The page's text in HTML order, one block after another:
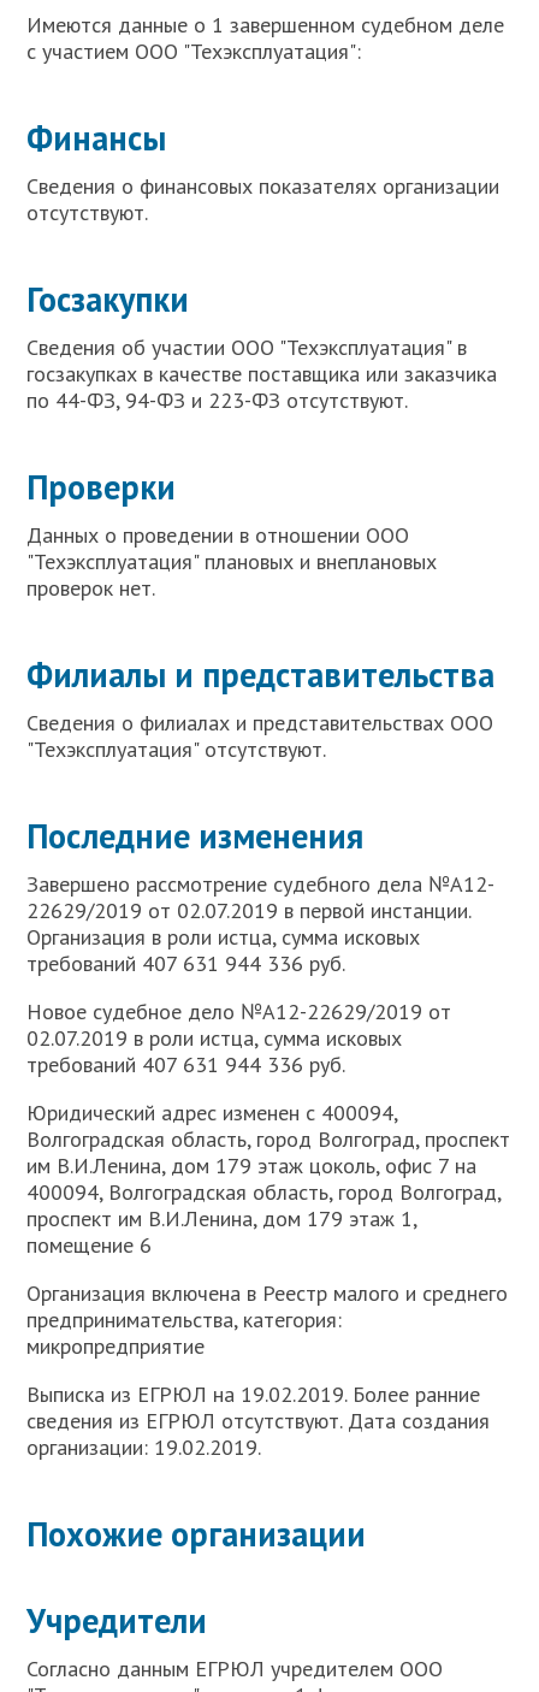
Имеются данные о 1 завершенном судебном деле
с участием ООО "Техэксплуатация":
Финансы
Сведения о финансовых показателях организации
отсутствуют.
Госзакупки
Сведения об участии ООО "Техэксплуатация" в
госзакупках в качестве поставщика или заказчика
по 44-ФЗ, 94-ФЗ и 223-ФЗ отсутствуют.
Проверки
Данных о проведении в отношении ООО
"Техэксплуатация" плановых и внеплановых
проверок нет.
Филиалы и представительства
Сведения о филиалах и представительствах ООО
"Техэксплуатация" отсутствуют.
Последние изменения
Завершено рассмотрение судебного дела №А12-
22629/2019 от 02.07.2019 в первой инстанции.
Организация в роли истца, сумма исковых
требований 407 631 944 336 руб.
Новое судебное дело №А12-22629/2019 от
02.07.2019 в роли истца, сумма исковых
требований 407 631 944 336 руб.
Юридический адрес изменен с 400094,
Волгоградская область, город Волгоград, проспект
им В.И.Ленина, дом 179 этаж цоколь, офис 7 на
400094, Волгоградская область, город Волгоград,
проспект им В.И.Ленина, дом 179 этаж 1,
помещение 6
Организация включена в Реестр малого и среднего
предпринимательства, категория:
микропредприятие
Выписка из ЕГРЮЛ на 19.02.2019. Более ранние
сведения из ЕГРЮЛ отсутствуют. Дата создания
организации: 19.02.2019.
Похожие организации
Учредители
Согласно данным ЕГРЮЛ учредителем ООО